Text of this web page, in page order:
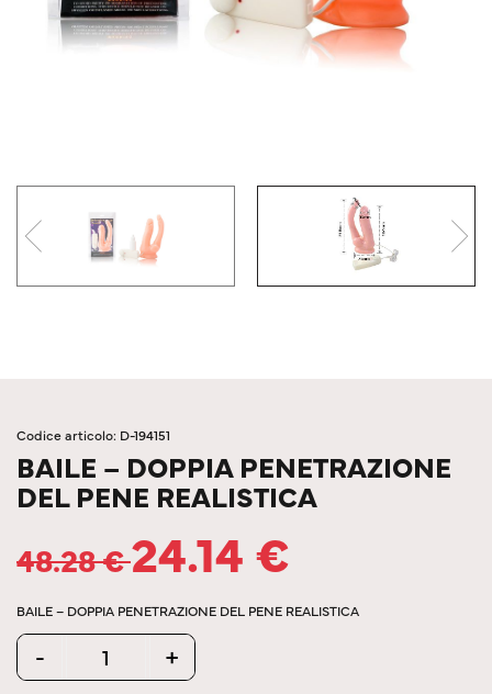
Codice articolo: D-194151
BAILE – DOPPIA PENETRAZIONE
DEL PENE REALISTICA
48.28€24.14€
BAILE – DOPPIA PENETRAZIONE DEL PENE REALISTICA
Quantity
- +